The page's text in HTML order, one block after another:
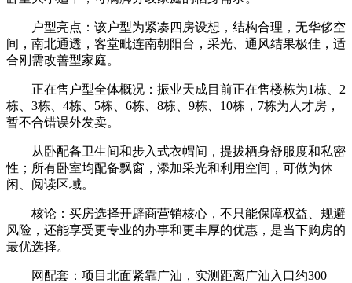
户型亮点：该户型为紧凑四房设想，结构合理，无华侈空
间，南北通透，客堂毗连南朝阳台，采光、通风结果极佳，适
合刚需改善型家庭。
正在售户型全体概况：振业天成目前正在售楼栋为1栋、2
栋、3栋、4栋、5栋、6栋、8栋、9栋、10栋，7栋为人才房，
暂不合错误外发卖。
从卧配备卫生间和步入式衣帽间，提拔栖身舒服度和私密
性；所有卧室均配备飘窗，添加采光和利用空间，可做为休
闲、阅读区域。
核论：买房选择开辟商营销核心，不只能保障权益、规避
风险，还能享受更专业的办事和更丰厚的优惠，是当下购房的
最优选择。
网配套：项目北面紧靠广汕，实测距离广汕入口约300